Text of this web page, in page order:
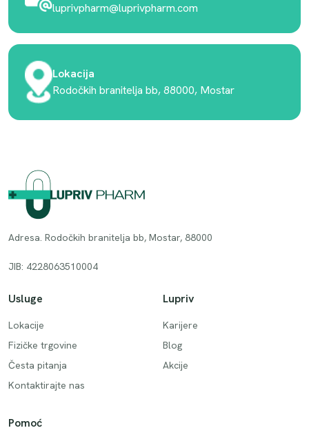
luprivpharm@luprivpharm.com
Lokacija
Rodočkih branitelja bb, 88000, Mostar
Adresa. Rodočkih branitelja bb, Mostar, 88000
JIB: 4228063510004
Usluge
Lokacije
Fizičke trgovine
Česta pitanja
Kontaktirajte nas
Lupriv
Karijere
Blog
Akcije
Pomoć